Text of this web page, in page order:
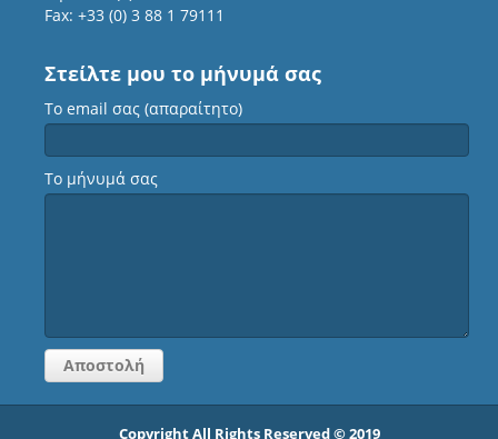
Fax: +33 (0) 3 88 1 79111
Στείλτε μου το μήνυμά σας
Το email σας (απαραίτητο)
Το μήνυμά σας
Copyright All Rights Reserved © 2019